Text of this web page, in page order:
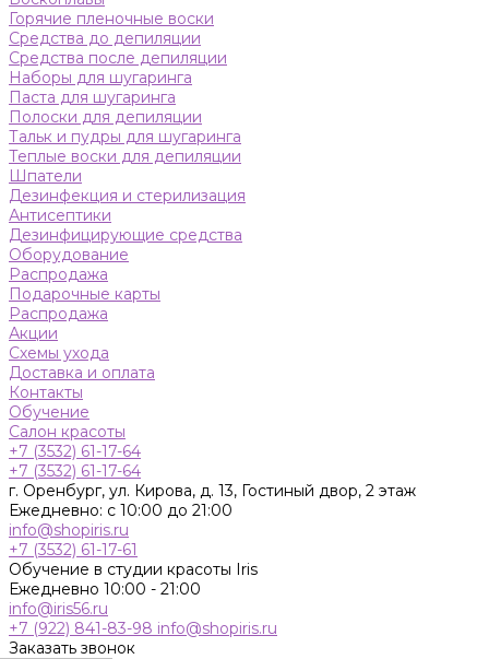
Горячие пленочные воски
Средства до депиляции
Средства после депиляции
Наборы для шугаринга
Паста для шугаринга
Полоски для депиляции
Тальк и пудры для шугаринга
Теплые воски для депиляции
Шпатели
Дезинфекция и стерилизация
Антисептики
Дезинфицирующие средства
Оборудование
Распродажа
Подарочные карты
Распродажа
Акции
Схемы ухода
Доставка и оплата
Контакты
Обучение
Салон красоты
+7 (3532) 61-17-64
+7 (3532) 61-17-64
г. Оренбург, ул. Кирова, д. 13, Гостиный двор, 2 этаж
Ежедневно: с 10:00 до 21:00
info@shopiris.ru
+7 (3532) 61-17-61
Обучение в студии красоты Iris
Ежедневно 10:00 - 21:00
info@iris56.ru
+7 (922) 841-83-98 info@shopiris.ru
Заказать звонок